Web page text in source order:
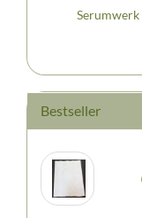
Serumwerk
Bestseller